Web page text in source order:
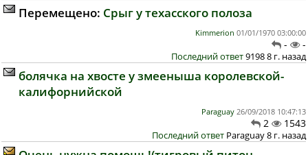
Перемещено: Срыг у техасского полоза
Kimmerion 01/01/1970 03:00:00
- -
Последний ответ9198 8 г. назад
болячка на хвосте у змееныша королевской-
калифорнийской
Paraguay 26/09/2018 10:47:13
2 1543
Последний ответ Paraguay 8 г. назад